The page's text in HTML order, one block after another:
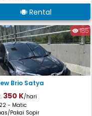
Rental
185
Brio Satya
350 K/hari
- Matic
Pakai Sopir